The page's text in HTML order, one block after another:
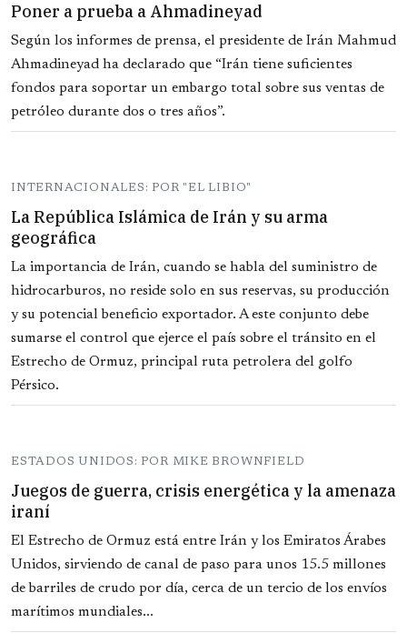
Poner a prueba a Ahmadineyad
Según los informes de prensa, el presidente de Irán Mahmud
Ahmadineyad ha declarado que “Irán tiene suficientes
fondos para soportar un embargo total sobre sus ventas de
petróleo durante dos o tres años”.
INTERNACIONALES: POR "EL LIBIO"
La República Islámica de Irán y su arma
geográfica
La importancia de Irán, cuando se habla del suministro de
hidrocarburos, no reside solo en sus reservas, su producción
y su potencial beneficio exportador. A este conjunto debe
sumarse el control que ejerce el país sobre el tránsito en el
Estrecho de Ormuz, principal ruta petrolera del golfo
Pérsico.
ESTADOS UNIDOS: POR MIKE BROWNFIELD
Juegos de guerra, crisis energética y la amenaza
iraní
El Estrecho de Ormuz está entre Irán y los Emiratos Árabes
Unidos, sirviendo de canal de paso para unos 15.5 millones
de barriles de crudo por día, cerca de un tercio de los envíos
marítimos mundiales...